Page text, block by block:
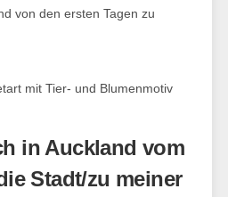
von den ersten Tagen zu
in Auckland vom
Stadt/zu meiner